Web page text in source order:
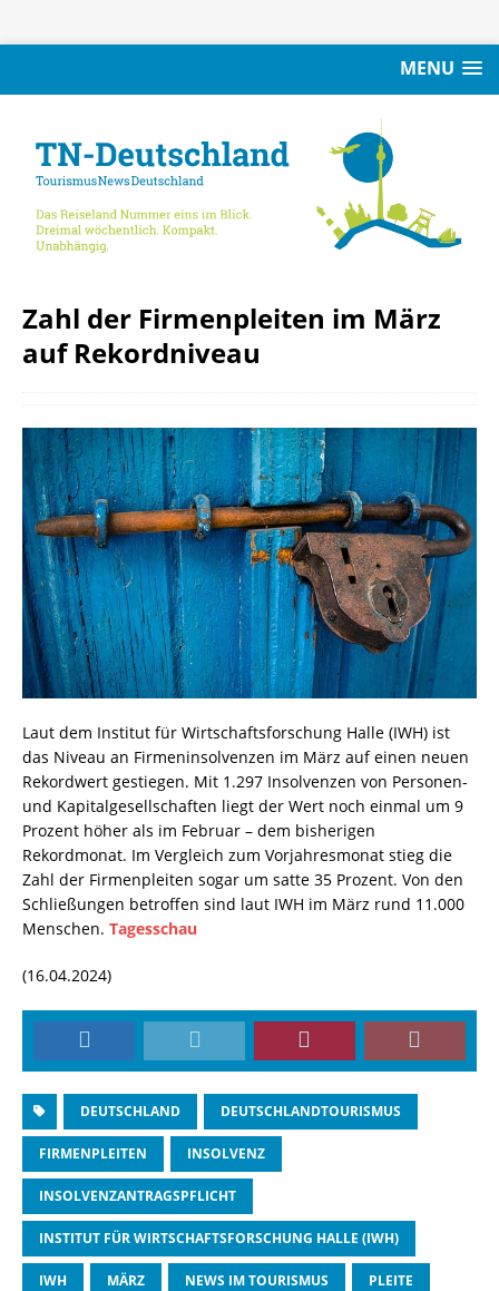
MENU
Zahl der Firmenpleiten im März
auf Rekordniveau
Laut dem Institut für Wirtschaftsforschung Halle (IWH) ist
das Niveau an Firmeninsolvenzen im März auf einen neuen
Rekordwert gestiegen. Mit 1.297 Insolvenzen von Personen-
und Kapitalgesellschaften liegt der Wert noch einmal um 9
Prozent höher als im Februar – dem bisherigen
Rekordmonat. Im Vergleich zum Vorjahresmonat stieg die
Zahl der Firmenpleiten sogar um satte 35 Prozent. Von den
Schließungen betroffen sind laut IWH im März rund 11.000
Menschen. Tagesschau
(16.04.2024)
DEUTSCHLAND DEUTSCHLANDTOURISMUS
FIRMENPLEITEN INSOLVENZ
INSOLVENZANTRAGSPFLICHT
INSTITUT FÜR WIRTSCHAFTSFORSCHUNG HALLE (IWH)
IWH MÄRZ NEWS IM TOURISMUS PLEITE